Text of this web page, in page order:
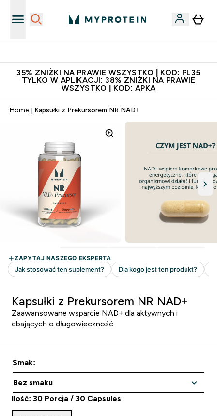
35% ZNIŻKI NA PRAWIE WSZYSTKO | KOD: PL35
TYLKO W APLIKACJI: 38% ZNIŻKI NA PRAWIE
WSZYSTKO | KOD: APKA
Home Kapsułki z Prekursorem NR NAD+
Kapsułki z Prekursorem NR NAD+
Zaawansowane wsparcie NAD+ dla aktywnych i
dbających o długowieczność
Smak:
Ilość: 30 Porcja / 30 Capsules